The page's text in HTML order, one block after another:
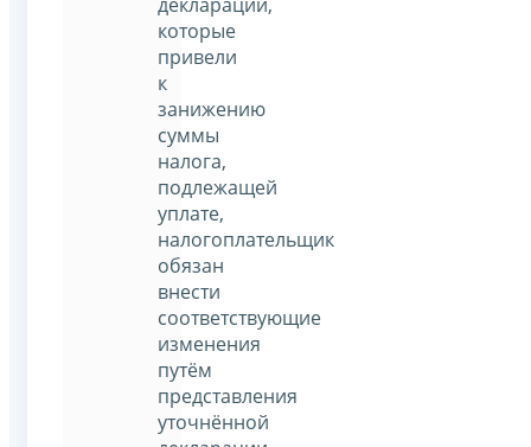
которые
привели
к
занижению
суммы
налога,
подлежащей
уплате,
налогоплательщик
обязан
внести
соответствующие
изменения
путём
представления
уточнённой